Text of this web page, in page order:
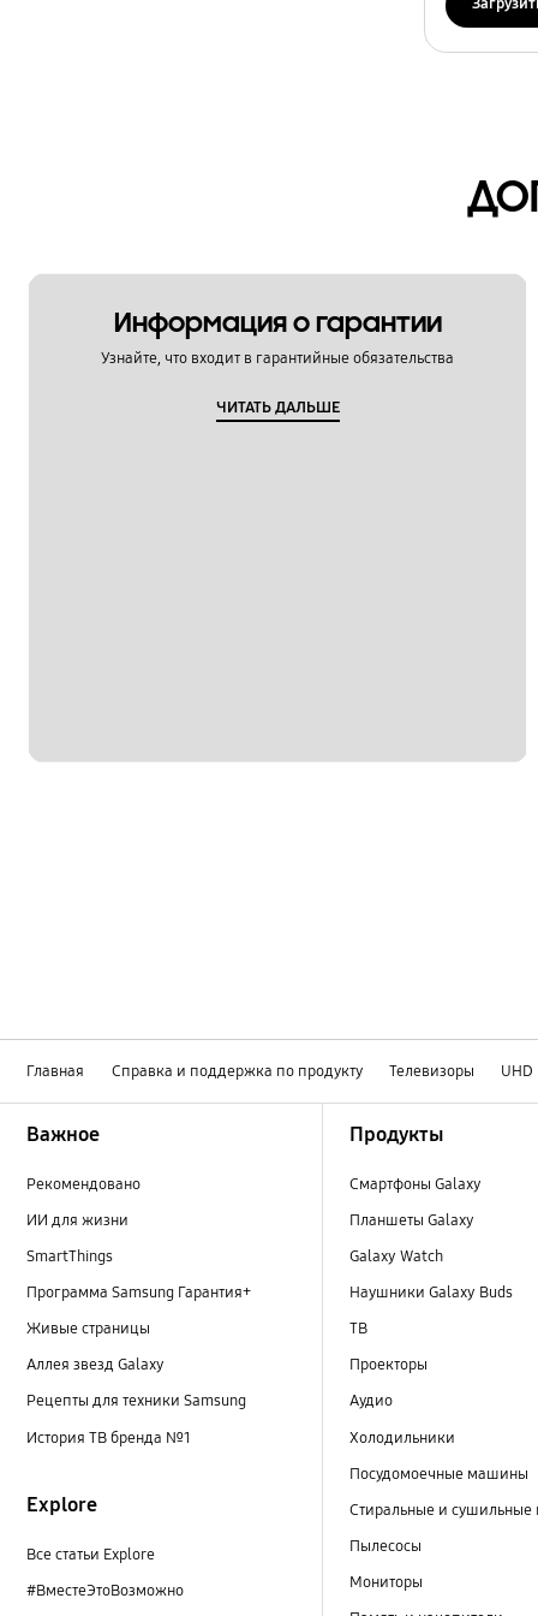
Информация о гарантии
Узнайте, что входит в гарантийные обязательства
ЧИТАТЬ ДАЛЬШЕ
Главная Справка и поддержка по продукту Телевизоры UHD
Важное
Рекомендовано
ИИ для жизни
SmartThings
Программа Samsung Гарантия+
Живые страницы
Аллея звезд Galaxy
Рецепты для техники Samsung
История ТВ бренда №1
Explore
Все статьи Explore
#ВместеЭтоВозможно
Продукты
Смартфоны Galaxy
Планшеты Galaxy
Galaxy Watch
Наушники Galaxy Buds
ТВ
Проекторы
Аудио
Холодильники
Посудомоечные машины
Стиральные и
Пылесосы
Мониторы